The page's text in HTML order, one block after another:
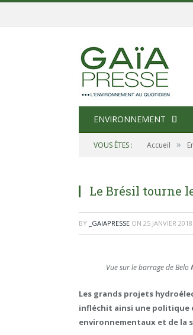
ENVIRONNEMENT
VOUS ÊTES : Accueil »
Le Brésil tourne
BY _GAIAPRESSE ON 25 JANVIER 2018
Vue sur le barrage de Belo
Les grands projets
infléchit ainsi une politique
environnementaux et de la